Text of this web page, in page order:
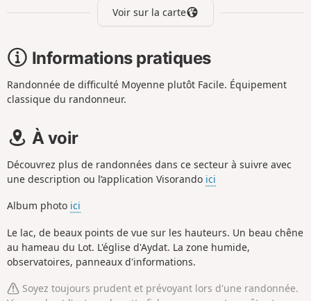
Voir sur la carte
Informations pratiques
Randonnée de difficulté Moyenne plutôt Facile. Équipement
classique du randonneur.
À voir
Découvrez plus de randonnées dans ce secteur à suivre avec
une description ou l’application Visorando ici
Album photo ici
Le lac, de beaux points de vue sur les hauteurs. Un beau chêne
au hameau du Lot. L'église d'Aydat. La zone humide,
observatoires, panneaux d'informations.
Soyez toujours prudent et prévoyant lors d'une randonnée.